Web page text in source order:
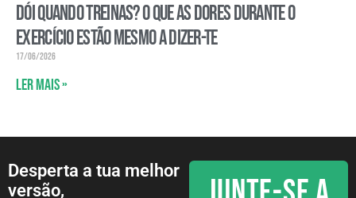
Dói quando treinas? O que as dores durante o
exercício estão mesmo a dizer-te
17/06/2026
Ler mais »
Desperta a tua melhor
versão,